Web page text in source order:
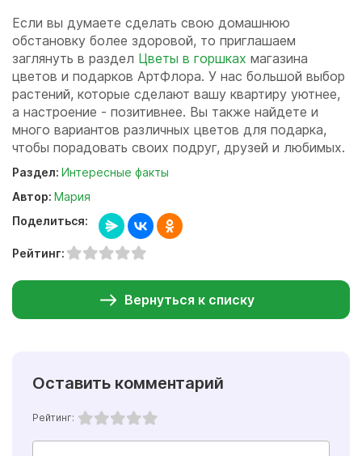
Если вы думаете сделать свою домашнюю
обстановку более здоровой, то приглашаем
заглянуть в раздел Цветы в горшках магазина
цветов и подарков АртФлора. У нас большой выбор
растений, которые сделают вашу квартиру уютнее,
а настроение - позитивнее. Вы также найдете и
много вариантов различных цветов для подарка,
чтобы порадовать своих подруг, друзей и любимых.
Раздел: Интересные факты
Автор: Мария
Поделиться:
Рейтинг:
Вернуться к списку
Оставить комментарий
Рейтинг: